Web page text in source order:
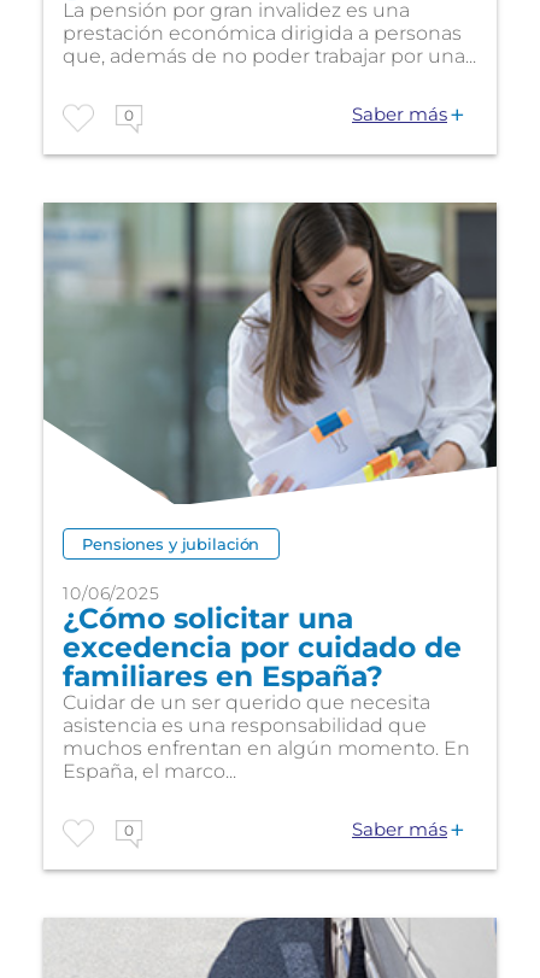
La pensión por gran invalidez es una
prestación económica dirigida a personas
que, además de no poder trabajar por una...
0 Saber más
Pensiones y jubilación
10/06/2025
¿Cómo solicitar una
excedencia por cuidado de
familiares en España?
Cuidar de un ser querido que necesita
asistencia es una responsabilidad que
muchos enfrentan en algún momento. En
España, el marco...
0 Saber más